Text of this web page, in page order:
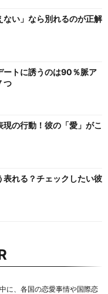
ない」なら別れるのが正解
ートに誘うのは90％脈ア
つ
の行動！彼の「愛」がこ
表れる？チェックしたい彼
に、各国の恋愛事情や国際恋